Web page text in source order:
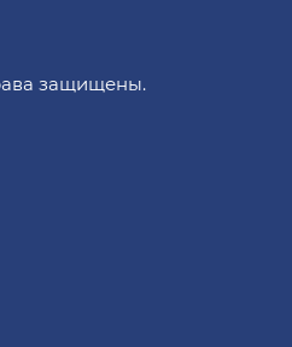
защищены.